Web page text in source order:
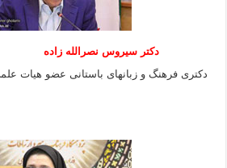
دکتر سیروس نصرالله زاده
دکتری فرهنگ و زبانهای باستانی عضو هیات